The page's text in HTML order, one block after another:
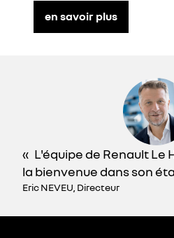
en savoir plus
L'équipe de Renault Le
la bienvenue dans son
Eric NEVEU, Directeur